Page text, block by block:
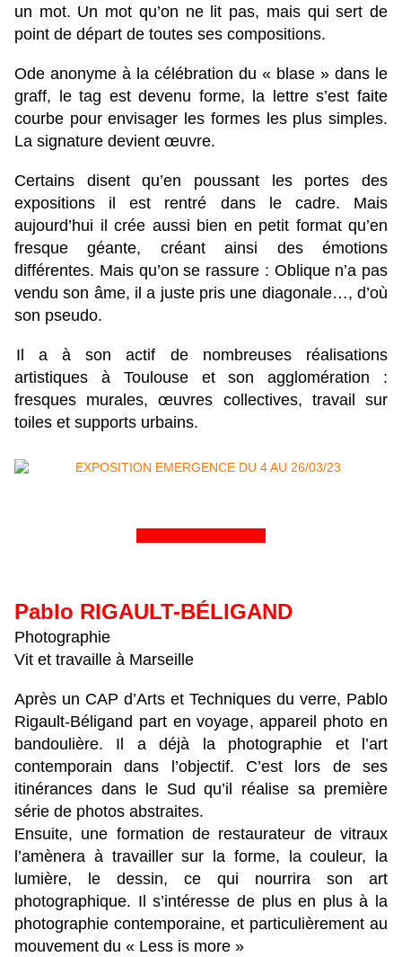
un mot. Un mot qu’on ne lit pas, mais qui sert de
point de départ de toutes ses compositions.
Ode anonyme à la célébration du « blase » dans le
gra­ff, le tag est devenu forme, la lettre s’est faite
courbe pour envisager les formes les plus simples.
La signature devient œuvre.
Certains disent qu’en poussant les portes des
expositions il est rentré dans le cadre. Mais
aujourd’hui il crée aussi bien en petit format qu’en
fresque géante, créant ainsi des émotions
différentes. Mais qu’on se rassure : Oblique n’a pas
vendu son âme, il a juste pris une diagonale…, d’où
son pseudo.
Il a à son actif de nombreuses réalisations
artistiques à Toulouse et son agglomération :
fresques murales, œuvres collectives, travail sur
toiles et supports urbains.
Pablo RIGAULT-BÉLIGAND
Photographie
Vit et travaille à Marseille
Après un CAP d’Arts et Techniques du verre, Pablo
Rigault-Béligand part en voyage, appareil photo en
bandoulière. Il a déjà la photographie et
l’art
contemporain
dans l’objectif. C’est lors de ses
itinérances dans le Sud qu’il réalise sa première
série de photos abstraites.
Ensuite, une formation de restaurateur de vitraux
l’amènera à travailler sur la forme, la couleur, la
lumière, le dessin, ce qui nourrira son art
photographique. Il s’intéresse de plus en plus à la
photographie contemporaine, et particulièrement au
mouvement du « Less is more »